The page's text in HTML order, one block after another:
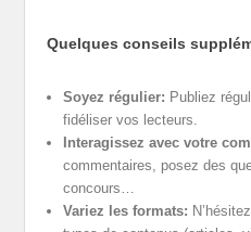
Quelques conseils
Soyez régulier: Publiez
fidéliser vos lecteurs.
Interagissez avec votre
commentaires, posez des
concours…
Variez les formats: